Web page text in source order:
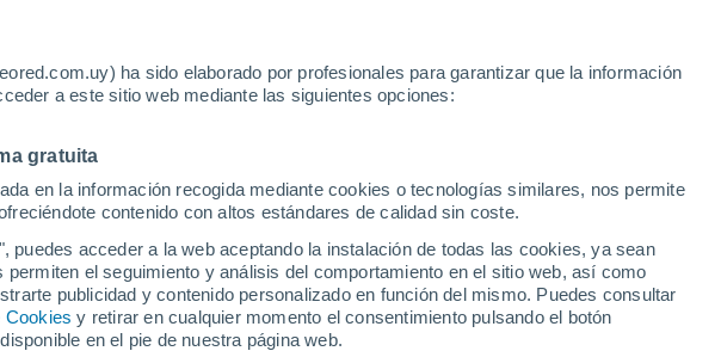
ha sido elaborado por profesionales para garantizar que la información
a este sitio web mediante las siguientes opciones:
gratuita
en la información recogida mediante cookies o tecnologías similares, nos permite
contenido con altos estándares de calidad sin coste.
puedes acceder a la web aceptando la instalación de todas las cookies, ya sean
el seguimiento y análisis del comportamiento en el sitio web, así como
publicidad y contenido personalizado en función del mismo. Puedes consultar
Cookies y retirar en cualquier momento el consentimiento pulsando el botón
en el pie de nuestra página web.
- ECMWF América Sur - Lat(-25..-50)
numérica
NIEVE
ACUMULADA
TEMPERATURA
2M
GEOP. 850 HPA |
GEOP. 500 HPA |
VIENTO 10M |